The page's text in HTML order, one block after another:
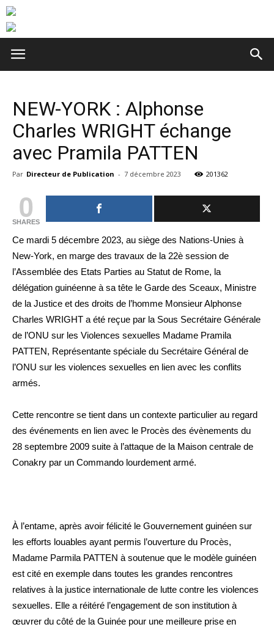
NEW-YORK : Alphonse
Charles WRIGHT échange
avec Pramila PATTEN
Par Directeur de Publication - 7 décembre 2023 201362
0
SHARES
Ce mardi 5 décembre 2023, au siège des Nations-Unies à
New-York, en marge des travaux de la 22è session de
l’Assemblée des Etats Parties au Statut de Rome, la
délégation guinéenne à sa tête le Garde des Sceaux, Ministre
de la Justice et des droits de l’homme Monsieur Alphonse
Charles WRIGHT a été reçue par la Sous Secrétaire Générale
de l’ONU sur les Violences sexuelles Madame Pramila
PATTEN, Représentante spéciale du Secrétaire Général de
l’ONU sur les violences sexuelles en lien avec les conflits
armés.
Cette rencontre se tient dans un contexte particulier au regard
des événements en lien avec le Procès des évènements du
28 septembre 2009 suite à l’attaque de la Maison centrale de
Conakry par un Commando lourdement armé.
À l’entame, après avoir félicité le Gouvernement guinéen sur
les efforts louables ayant permis l’ouverture du Procès,
Madame Parmila PATTEN à soutenue que le modèle guinéen
est cité en exemple dans toutes les grandes rencontres
relatives à la justice internationale de lutte contre les violences
sexuelles. Elle a réitéré l’engagement de son institution à
œuvrer du côté de la Guinée pour une meilleure prise en